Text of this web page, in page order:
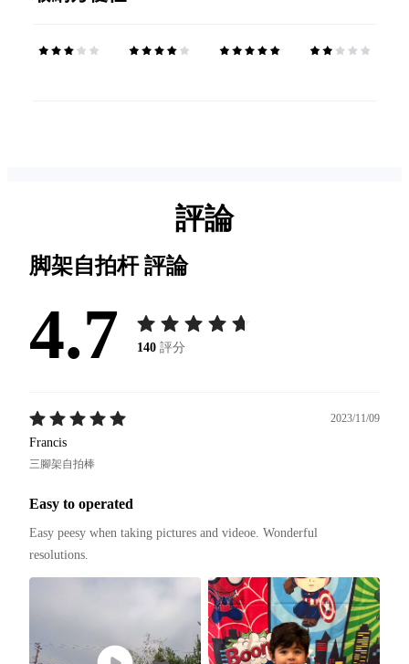
評論
脚架自拍杆評論
4.7 140 評分
2023/11/09
Francis
三腳架自拍棒
Easy to operated
Easy peesy when taking pictures and videoe. Wonderful
resolutions.